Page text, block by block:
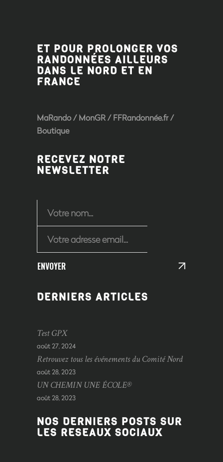
ET POUR PROLONGER VOS
RANDONNÉES AILLEURS
DANS LE NORD ET EN
FRANCE
MaRando / MonGR / FFRandonnée.fr /
Boutique
RECEVEZ NOTRE
NEWSLETTER
ENVOYER
DERNIERS ARTICLES
Test GPX
août 27, 2024
Retrouvez tous les événements du Comité Nord
août 28, 2023
UN CHEMIN UNE ÉCOLE®
août 28, 2023
NOS DERNIERS POSTS SUR
LES RESEAUX SOCIAUX